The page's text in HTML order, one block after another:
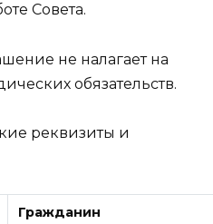
Совета.
не налагает на
обязательств.
реквизиты и
Гражданин